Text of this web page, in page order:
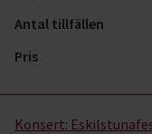
Antal tillfällen
Pris
Konsert: